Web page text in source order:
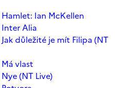
Ian McKellen
Alia
důležité je mít Filipa (NT
vlast
(NT Live)